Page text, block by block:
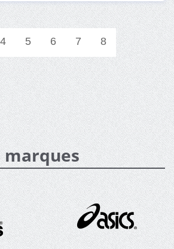
4 5 6 7 8
marques